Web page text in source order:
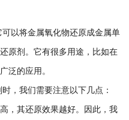
将金属氧化物还原成金属单
原剂。它有很多用途，比如在
泛的应用。
我们需要注意以下几点：
其还原效果越好。因此，我